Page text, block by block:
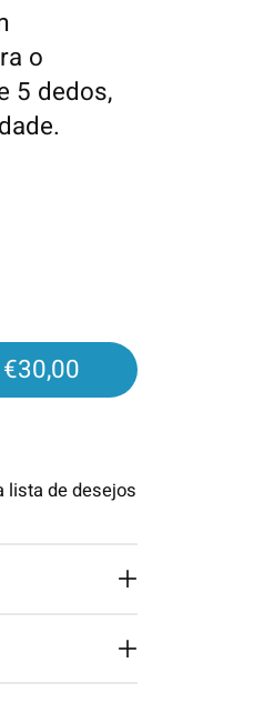
o
5 dedos,
— €30,00
lista de desejos